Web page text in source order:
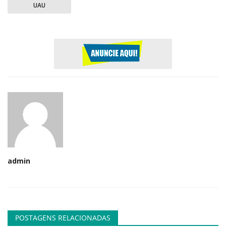
UAU
admin
POSTAGENS RELACIONADAS